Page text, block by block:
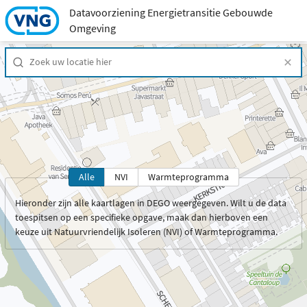
Datavoorziening Energietransitie Gebouwde
Omgeving
Alle NVI Warmteprogramma
Hieronder zijn alle kaartlagen in DEGO weergegeven. Wilt u de data
toespitsen op een specifieke opgave, maak dan hierboven een
keuze uit Natuurvriendelijk Isoleren (NVI) of Warmteprogramma.